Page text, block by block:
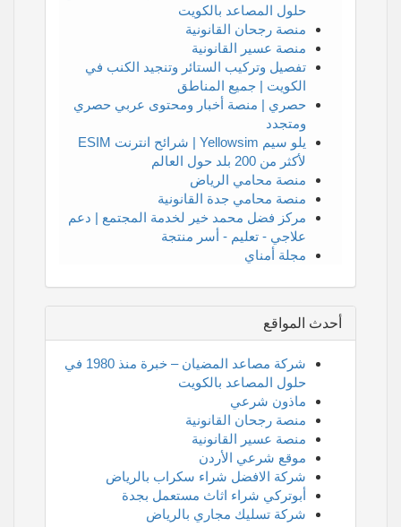
حلول المصاعد بالكويت
منصة رجحان القانونية
منصة عسير القانونية
تفصيل وتركيب الستائر وتنجيد الكنب في
الكويت | جميع المناطق
حصري | منصة أخبار ومحتوى عربي حصري
ومتجدد
يلو سيم Yellowsim | شرائح انترنت ESIM
لأكثر من 200 بلد حول العالم
منصة محامي الرياض
منصة محامي جدة القانونية
مركز فضل محمد خير لخدمة المجتمع | دعم
علاجي - تعليم - أسر منتجة
مجلة أمناي
أحدث المواقع
شركة مصاعد المضيان – خبرة منذ 1980 في
حلول المصاعد بالكويت
ماذون شرعي
منصة رجحان القانونية
منصة عسير القانونية
موقع شرعي الأردن
شركة الافضل شراء سكراب بالرياض
أبوتركي شراء اثاث مستعمل بجدة
شركة تسليك مجاري بالرياض